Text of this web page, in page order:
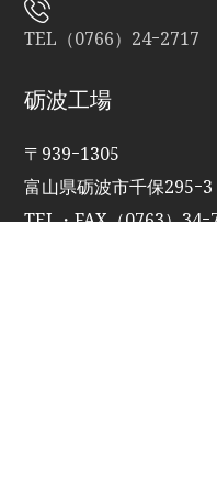
TEL（0766）24ｰ2717
砺波工場
〒939ｰ1305
富山県砺波市千保295ｰ3
TEL・FAX（0763）34ｰ